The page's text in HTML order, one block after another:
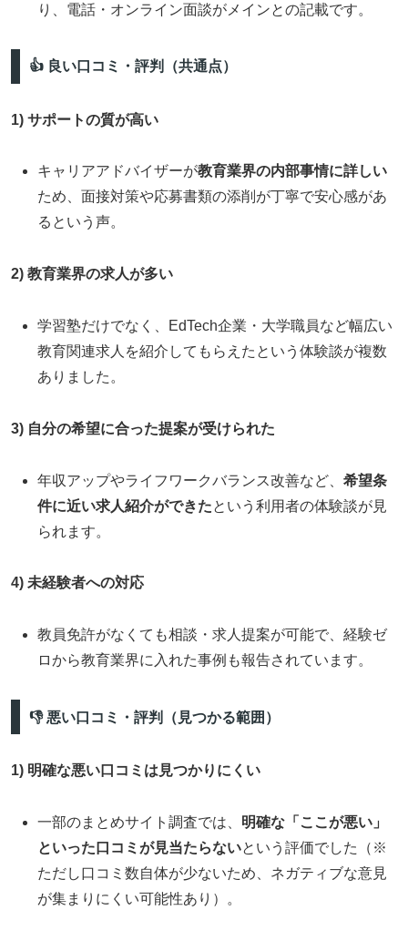
り、電話・オンライン面談がメインとの記載です。
👍 良い口コミ・評判（共通点）
1) サポートの質が高い
キャリアアドバイザーが教育業界の内部事情に詳しい
ため、面接対策や応募書類の添削が丁寧で安心感があ
るという声。
2) 教育業界の求人が多い
学習塾だけでなく、EdTech企業・大学職員など幅広い
教育関連求人を紹介してもらえたという体験談が複数
ありました。
3) 自分の希望に合った提案が受けられた
年収アップやライフワークバランス改善など、希望条
件に近い求人紹介ができたという利用者の体験談が見
られます。
4) 未経験者への対応
教員免許がなくても相談・求人提案が可能で、経験ゼ
ロから教育業界に入れた事例も報告されています。
👎 悪い口コミ・評判（見つかる範囲）
1) 明確な悪い口コミは見つかりにくい
一部のまとめサイト調査では、 明確な「ここが悪い」
といった口コミが見当たらないという評価でした（※
ただし口コミ数自体が少ないため、ネガティブな意見
が集まりにくい可能性あり）。